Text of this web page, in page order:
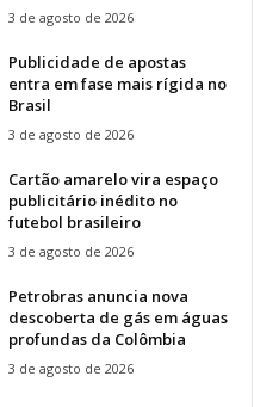
3 de agosto de 2026
Publicidade de apostas
entra em fase mais rígida no
Brasil
3 de agosto de 2026
Cartão amarelo vira espaço
publicitário inédito no
futebol brasileiro
3 de agosto de 2026
Petrobras anuncia nova
descoberta de gás em águas
profundas da Colômbia
3 de agosto de 2026